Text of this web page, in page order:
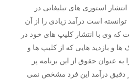
استوری های تبلیغاتی در
است درآمد زیادی را از آن
که وی با انتشار کلیپ های خود در
ها و بازدید هایی که از کلیپ ها و
عنوان حقوق از این برنامه پر
دقیق درآمد این فرد مشخص نمی